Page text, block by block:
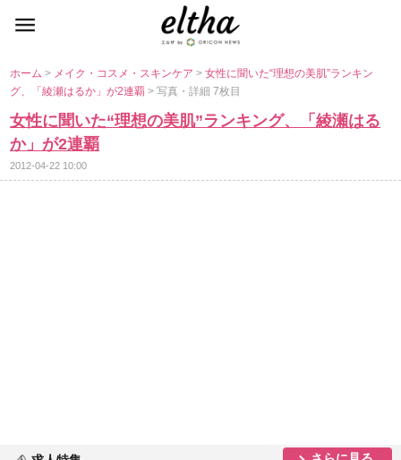
ホーム> メイク・コスメ・スキンケア>女性に聞いた“理想の美肌”ランキン
グ、「綾瀬はるか」が2連覇> 写真・詳細 7枚目
女性に聞いた“理想の美肌”ランキング、「綾瀬はる
か」が2連覇
2012-04-22 10:00